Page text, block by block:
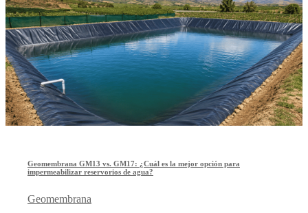
Geomembrana GM13 vs. GM17: ¿Cuál es la mejor opción para
impermeabilizar reservorios de agua?
Geomembrana